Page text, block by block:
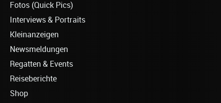
Fotos (Quick Pics)
Interviews & Portraits
Kleinanzeigen
Newsmeldungen
Regatten & Events
Reiseberichte
Shop